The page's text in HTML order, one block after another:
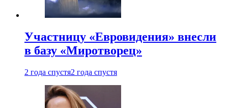
Участницу «Евровидения» внесли
в базу «Миротворец»
2 года спустя2 года спустя